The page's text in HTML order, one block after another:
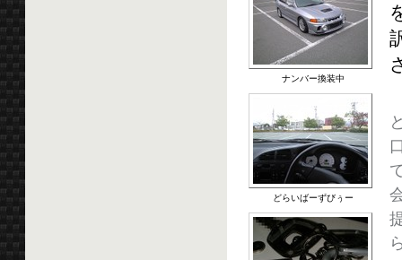
ナンバー換装中
どらいばーずびぅー